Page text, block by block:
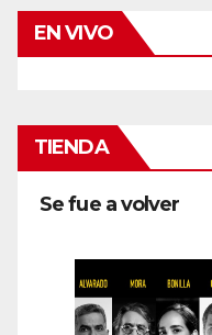
EN VIVO
TIENDA
Se fue a volver